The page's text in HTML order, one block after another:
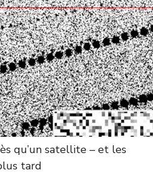
qu’un satellite – et les
tard